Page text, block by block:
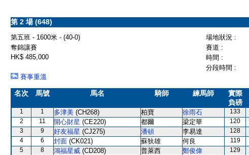
第 2 場 (648)
第五班 - 1600米 - (40-0) 場地狀況 :
奪錦讓賽
賽道 :
HK$ 485,000
時間 :
分段時間 :
賽事重溫
名次 馬號 馬名 騎師 練馬師
實際
負磅
1 1 多津美 (CH268) 柏寶 徐雨石 133
2
11 開心財星 (CE220) 都爾 梁定華 120
3
9 好友福星 (CJ275) 潘頓 李易達 128
4
6 封面 (CK021) 蘇狄雄 何良 119
5
8 鴻福星威 (CD208) 普萊西 鄭俊偉 129